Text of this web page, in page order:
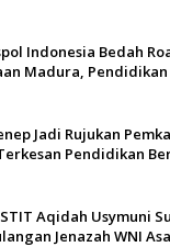
Indonesia Bedah
Madura,
Jadi Rujukan
Pendidikan
Aqidah Usymuni
Jenazah WNI